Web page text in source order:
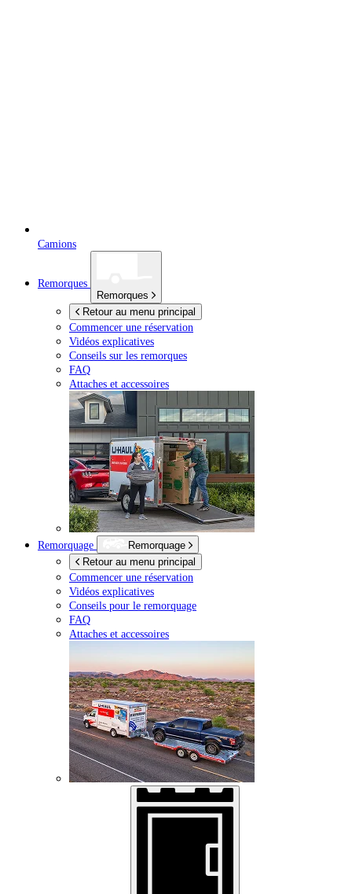
Camions
Remorques
Remorques
Retour au menu principal
Commencer une réservation
Vidéos explicatives
Conseils sur les remorques
FAQ
Attaches et accessoires
Remorquage
Remorquage
Retour au menu principal
Commencer une réservation
Vidéos explicatives
Conseils pour le remorquage
FAQ
Attaches et accessoires